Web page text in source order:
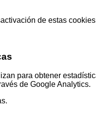
de estas
para obtener
de Google Analytics.